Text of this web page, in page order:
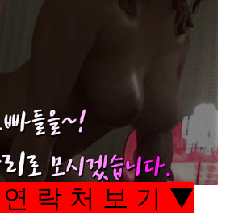
연 락 처 보 기 ▼